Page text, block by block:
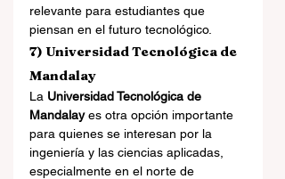
relevante para estudiantes que
piensan en el futuro tecnológico.
7) Universidad Tecnológica de
Mandalay
La Universidad Tecnológica de
Mandalay es otra opción importante
para quienes se interesan por la
ingeniería y las ciencias aplicadas,
especialmente en el norte de